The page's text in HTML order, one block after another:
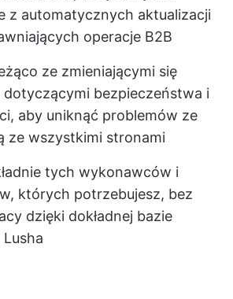
z automatycznych aktualizacji
operacje B2B
ze zmieniającymi się
dotyczącymi bezpieczeństwa i
aby uniknąć problemów ze
ze wszystkimi stronami
tych wykonawców i
których potrzebujesz, bez
dzięki dokładnej bazie